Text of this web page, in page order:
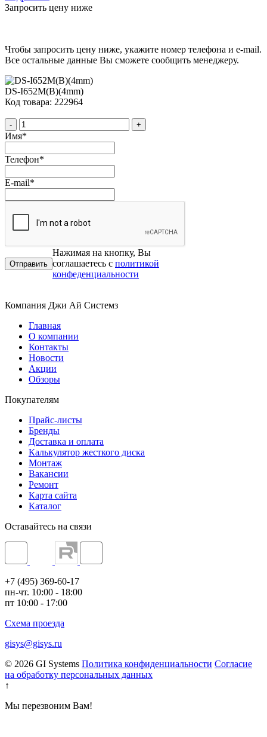
Запросить цену ниже
Чтобы запросить цену ниже, укажите номер телефона и e-mail.
Все остальные данные Вы сможете сообщить менеджеру.
DS-I652M(B)(4mm)
Код товара: 222964
- +
Имя*
Телефон*
E-mail*
Нажимая на кнопку, Вы
соглашаетесь с политикой
конфеденциальности
Компания Джи Ай Системз
Главная
О компании
Контакты
Новости
Акции
Обзоры
Покупателям
Прайс-листы
Бренды
Доставка и оплата
Калькулятор жесткого диска
Монтаж
Вакансии
Ремонт
Карта сайта
Каталог
Оставайтесь на связи
+7 (495) 369-60-17
пн-чт. 10:00 - 18:00
пт 10:00 - 17:00
Схема проезда
gisys@gisys.ru
© 2026 GI Systems Политика конфиденциальности Согласие
на обработку персональных данных
↑
Мы перезвоним Вам!